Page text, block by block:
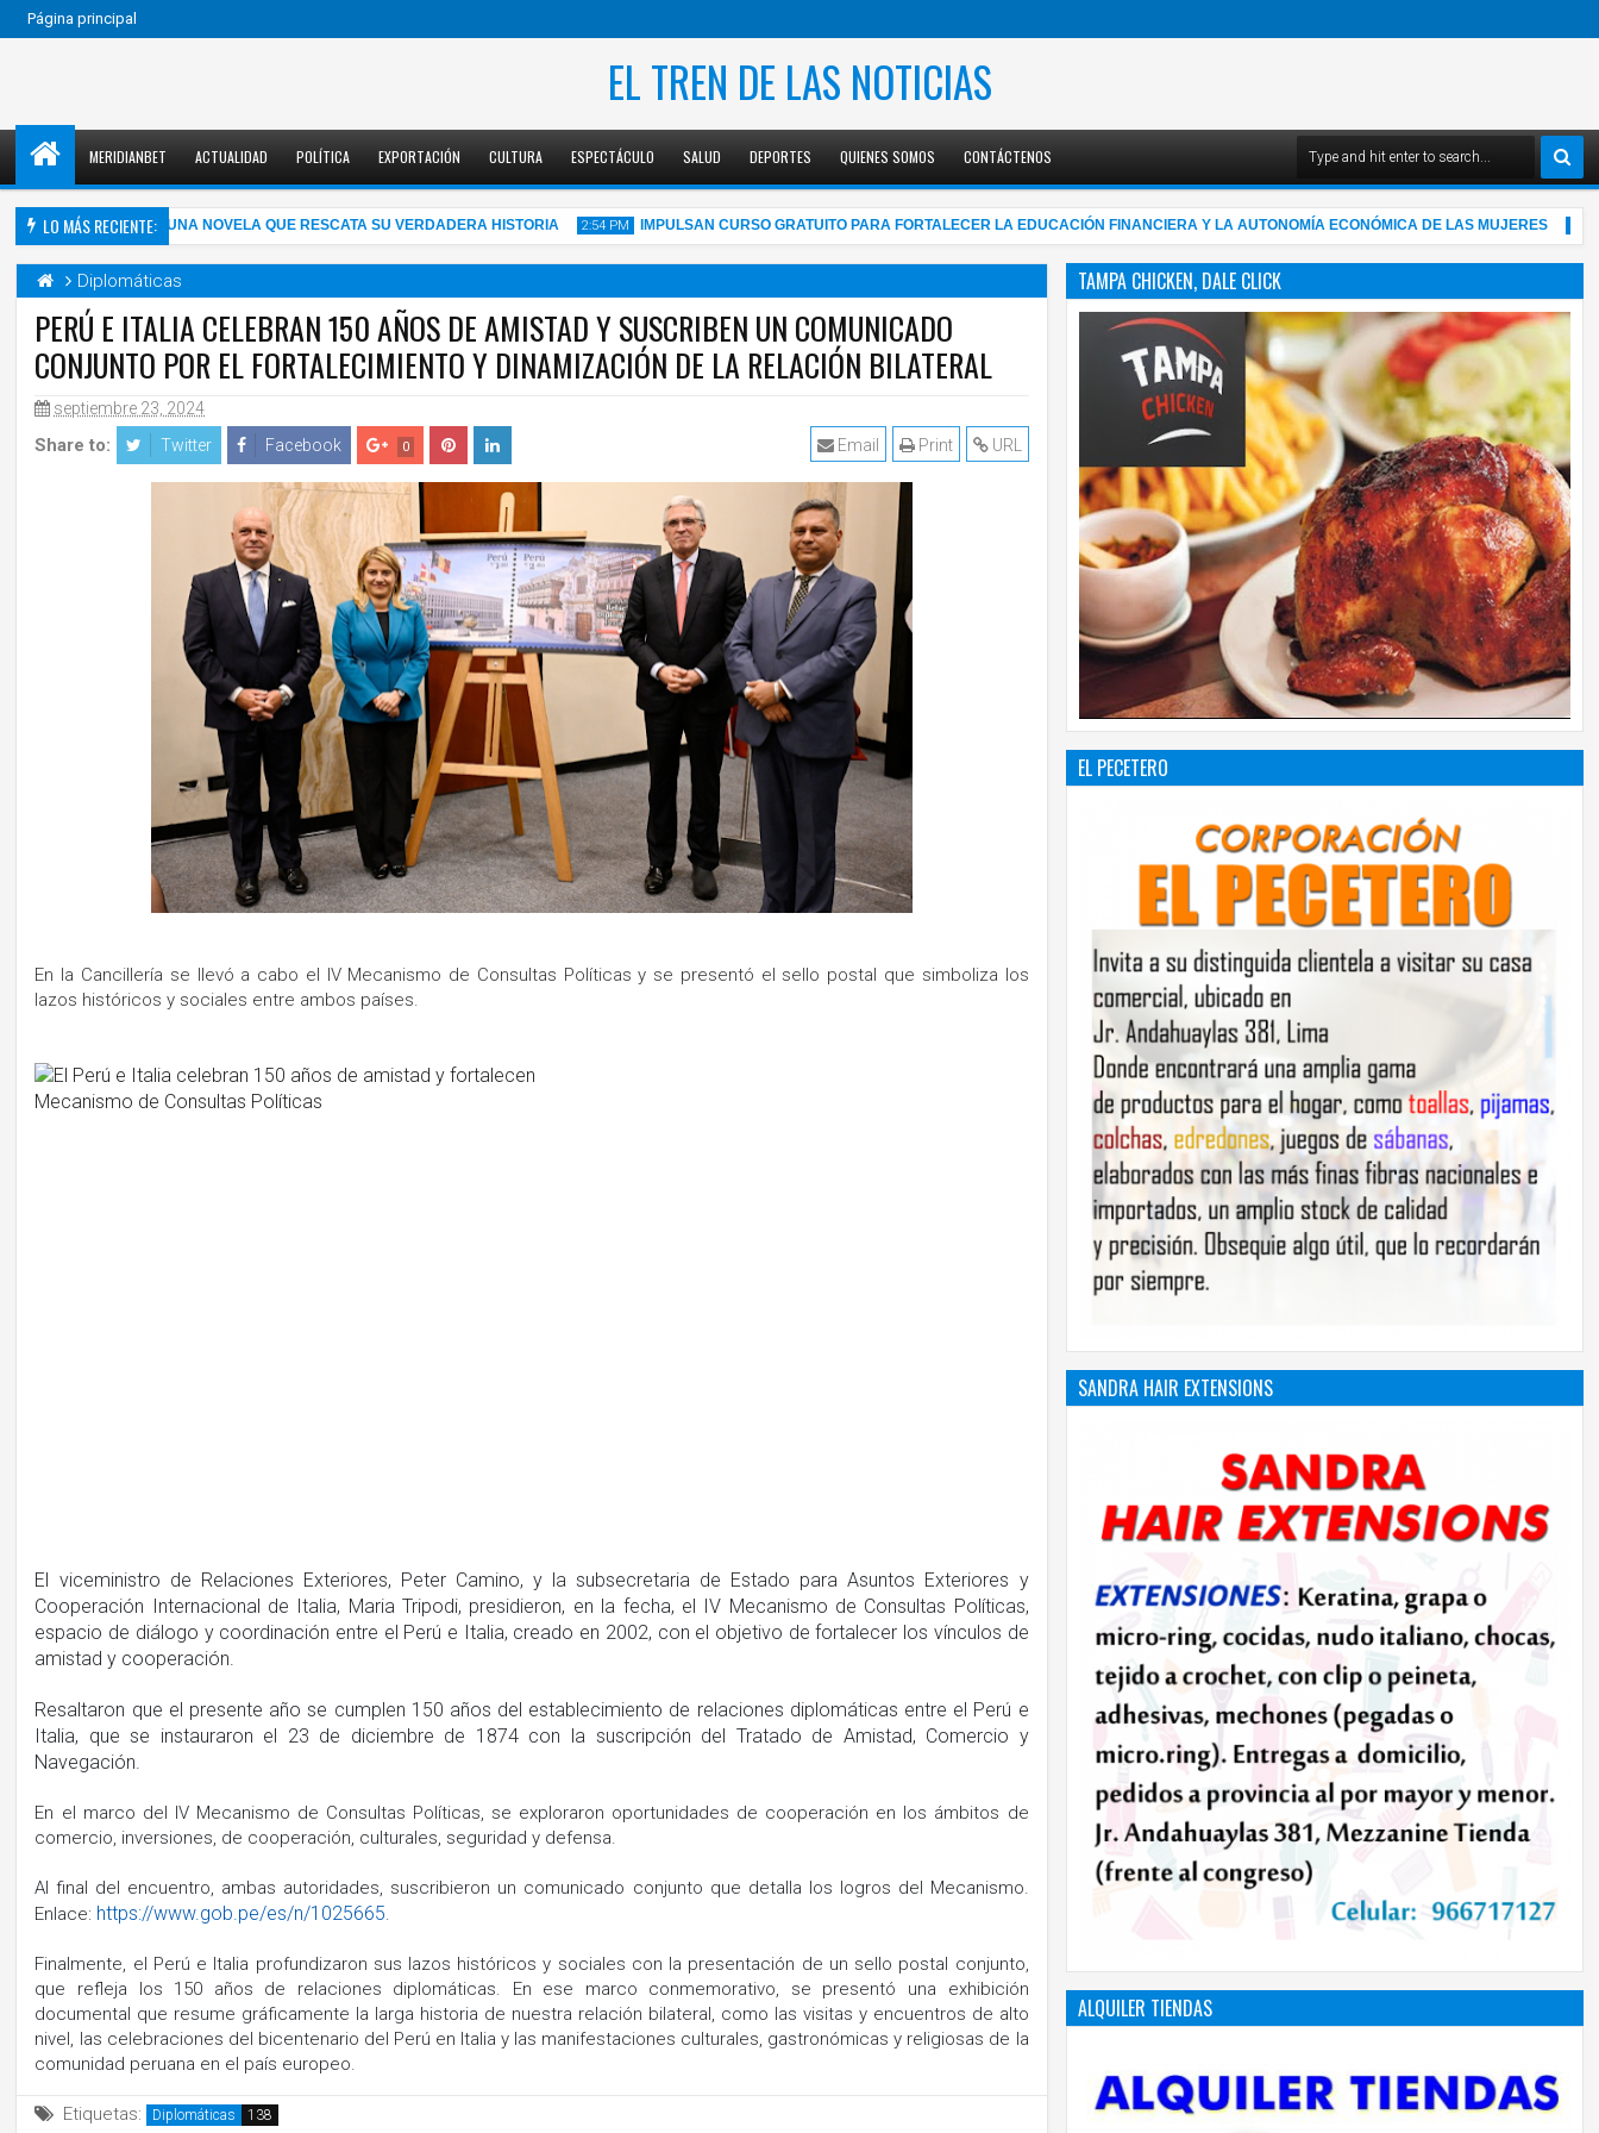
Página principal
EL TREN DE LAS NOTICIAS
MERIDIANBET ACTUALIDAD POLÍTICA EXPORTACIÓN CULTURA ESPECTÁCULO SALUD DEPORTES QUIENES SOMOS CONTÁCTENOS
LO MÁS RECIENTE:
MAHLER EN UNA NOVELA QUE RESCATA SU VERDADERA HISTORIA 2:54 PM IMPULSAN CURSO GRATUITO PARA FORTALECER LA EDUCACIÓN FINANCIERA Y LA AUTONOMÍA ECONÓMICA DE LAS MUJERES 4:03 AM
05 Aug
Diplomáticas
PERÚ E ITALIA CELEBRAN 150 AÑOS DE AMISTAD Y SUSCRIBEN UN COMUNICADO
CONJUNTO POR EL FORTALECIMIENTO Y DINAMIZACIÓN DE LA RELACIÓN BILATERAL
septiembre 23, 2024
Share to: Twitter Facebook 0 URL
Print
Email
En la Cancillería se llevó a cabo el IV Mecanismo de Consultas Políticas y se presentó el sello postal que simboliza los
lazos históricos y sociales entre ambos países.
El viceministro de Relaciones Exteriores, Peter Camino, y la subsecretaria de Estado para Asuntos Exteriores y
Cooperación Internacional de Italia, Maria Tripodi, presidieron, en la fecha, el IV Mecanismo de Consultas Políticas,
espacio de diálogo y coordinación entre el Perú e Italia, creado en 2002, con el objetivo de fortalecer los vínculos de
amistad y cooperación.
Resaltaron que el presente año se cumplen 150 años del establecimiento de relaciones diplomáticas entre el Perú e
Italia, que se instauraron el 23 de diciembre de 1874 con la suscripción del Tratado de Amistad, Comercio y
Navegación.
En el marco del IV Mecanismo de Consultas Políticas, se exploraron oportunidades de cooperación en los ámbitos de
comercio, inversiones, de cooperación, culturales, seguridad y defensa.
Al final del encuentro, ambas autoridades, suscribieron un comunicado conjunto que detalla los logros del Mecanismo.
Enlace: https://www.gob.pe/es/n/1025665.
Finalmente, el Perú e Italia profundizaron sus lazos históricos y sociales con la presentación de un sello postal conjunto,
que refleja los 150 años de relaciones diplomáticas. En ese marco conmemorativo, se presentó una exhibición
documental que resume gráficamente la larga historia de nuestra relación bilateral, como las visitas y encuentros de alto
nivel, las celebraciones del bicentenario del Perú en Italia y las manifestaciones culturales, gastronómicas y religiosas de la
comunidad peruana en el país europeo.
Etiquetas: Diplomáticas
TAMPA CHICKEN, DALE CLICK
EL PECETERO
SANDRA HAIR EXTENSIONS
ALQUILER TIENDAS